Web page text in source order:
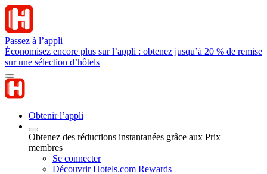
Passez à l’appli
Économisez encore plus sur l’appli : obtenez jusqu’à 20 % de remise
sur une sélection d’hôtels
Obtenir l’appli
Obtenez des réductions instantanées grâce aux Prix
membres
Se connecter
Découvrir Hotels.com Rewards